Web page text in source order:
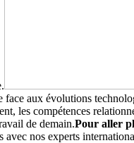
aux évolutions
les compétences
de demain.Pour aller
avec nos experts